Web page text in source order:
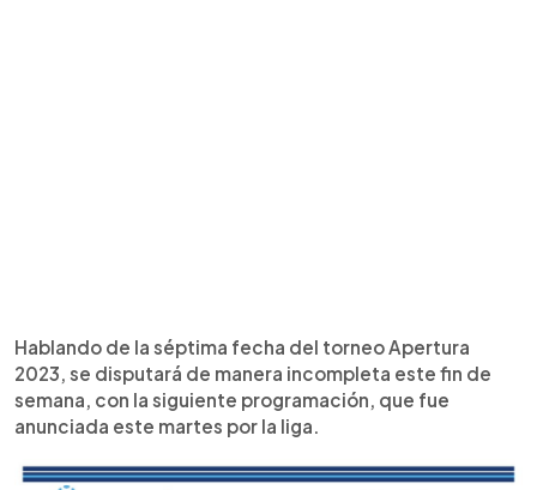
Hablando de la séptima fecha del torneo Apertura
2023, se disputará de manera incompleta este fin de
semana, con la siguiente programación, que fue
anunciada este martes por la liga.